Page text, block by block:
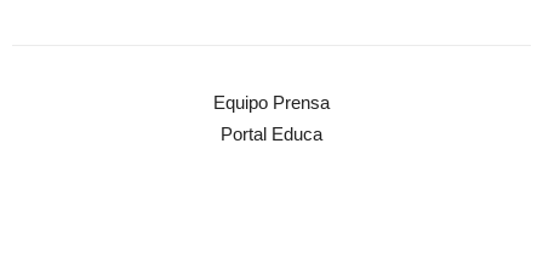
Equipo Prensa
Portal Educa